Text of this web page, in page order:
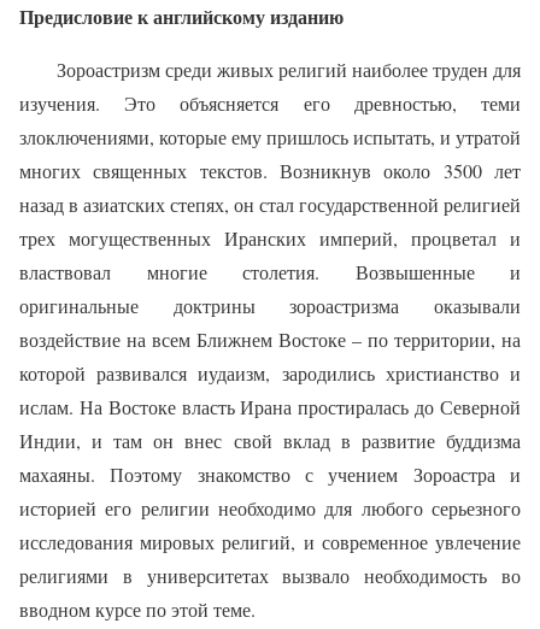
Предисловие к английскому изданию
Зороастризм среди живых религий наиболее труден для
изучения. Это объясняется его древностью, теми
злоключениями, которые ему пришлось испытать, и утратой
многих священных текстов. Возникнув около 3500 лет
назад в азиатских степях, он стал государственной религией
трех могущественных Иранских империй, процветал и
властвовал многие столетия. Возвышенные и
оригинальные доктрины зороастризма оказывали
воздействие на всем Ближнем Востоке – по территории, на
которой развивался иудаизм, зародились христианство и
ислам. На Востоке власть Ирана простиралась до Северной
Индии, и там он внес свой вклад в развитие буддизма
махаяны. Поэтому знакомство с учением Зороастра и
историей его религии необходимо для любого серьезного
исследования мировых религий, и современное увлечение
религиями в университетах вызвало необходимость во
вводном курсе по этой теме.